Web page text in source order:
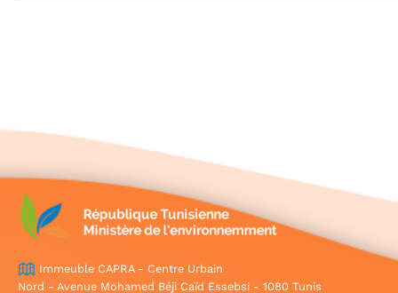
Immeuble CAPRA - Centre Urbain
Nord - Avenue Mohamed Béji Caïd Essebsi - 1080 Tunis